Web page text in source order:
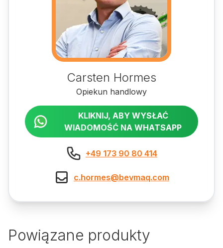
Carsten Hormes
Opiekun handlowy
KLIKNIJ, ABY WYSŁAĆ
WIADOMOŚĆ NA WHATSAPP
+49 173 90 80 414
c.hormes@bevmaq.com
Powiązane produkty